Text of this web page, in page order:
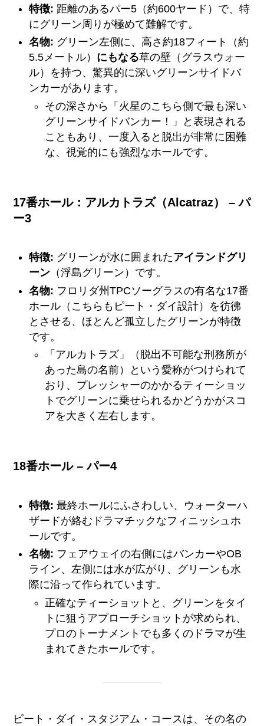
特徴: 距離のあるパー5（約600ヤード）で、特
にグリーン周りが極めて難解です。
名物: グリーン左側に、高さ約18フィート（約
5.5メートル） にもなる草の壁（グラスウォー
ル）を持つ、驚異的に深いグリーンサイドバ
ンカーがあります。
その深さから「火星のこちら側で最も深い
グリーンサイドバンカー！」と表現される
こともあり、一度入ると脱出が非常に困難
な、視覚的にも強烈なホールです。
17番ホール：アルカトラズ（Alcatraz） – パ
ー3
特徴: グリーンが水に囲まれたアイランドグリ
ーン （浮島グリーン）です。
名物: フロリダ州TPCソーグラスの有名な17番
ホール（こちらもピート・ダイ設計）を彷彿
とさせる、ほとんど孤立したグリーンが特徴
です。
「アルカトラズ」（脱出不可能な刑務所が
あった島の名前）という愛称がつけられて
おり、プレッシャーのかかるティーショッ
トでグリーンに乗せられるかどうかがスコ
アを大きく左右します。
18番ホール – パー4
特徴: 最終ホールにふさわしい、ウォーターハ
ザードが絡むドラマチックなフィニッシュホ
ールです。
名物: フェアウェイの右側にはバンカーやOB
ライン、左側には水が広がり、グリーンも水
際に沿って作られています。
正確なティーショットと、グリーンをタイ
トに狙うアプローチショットが求められ、
プロのトーナメントでも多くのドラマが生
まれてきたホールです。
ピート・ダイ・スタジアム・コースは、その名の